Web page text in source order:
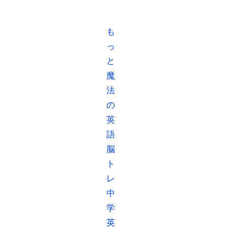
も
っ
と
魔
法
の
英
語
脳
ト
レ
中
学
英